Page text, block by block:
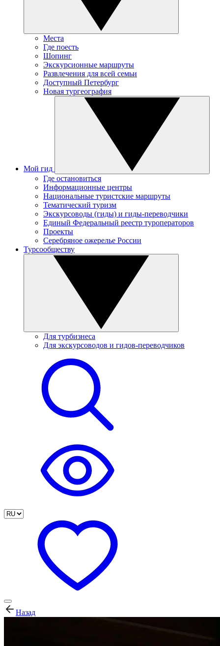
Места
Где поесть
Шопинг
Экскурсионные маршруты
Развлечения для всей семьи
Доступный Петербург
Новая тургеография
Мой гид
Где остановиться
Информационные центры
Национальные туристские маршруты
Тематический туризм
Экскурсоводы (гиды) и гиды-переводчики
Единый Федеральный реестр туроператоров
Проекты
Серебряное ожерелье России
Турсообществу
Для турбизнеса
Для экскурсоводов и гидов-переводчиков
Назад